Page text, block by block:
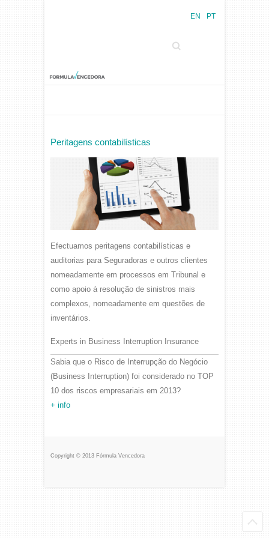
PT
EN
Search
Peritagens contabilísticas
Efectuamos peritagens contabilísticas e
auditorias para Seguradoras e outros clientes
nomeadamente em processos em Tribunal e
como apoio á resolução de sinistros mais
complexos, nomeadamente em questões de
inventários.
Experts in Business Interruption Insurance
Sabia que o Risco de Interrupção do Negócio
(Business Interruption) foi considerado no TOP
10 dos riscos empresariais em 2013?
+ info
Copyright © 2013 Fórmula Vencedora